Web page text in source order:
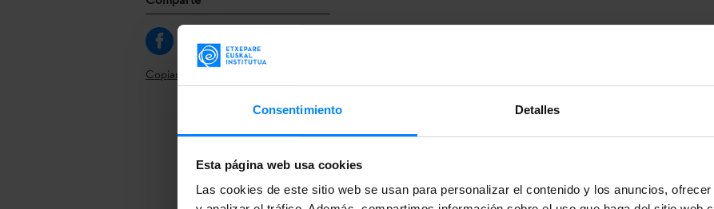
Consentimiento Detalles
Esta página web usa cookies
Las cookies de este sitio web se usan para personalizar el contenido y los anuncios,
Copiar link
artistas. Entre ellos se encuentra
el batería vasco Borja Barrueta , que ha